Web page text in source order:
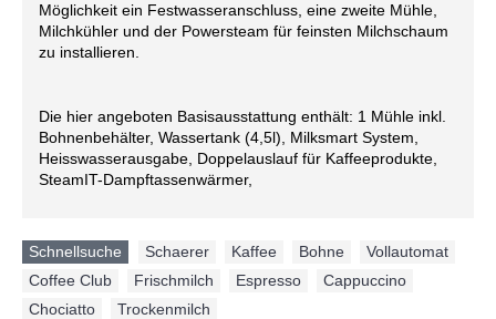
Möglichkeit ein Festwasseranschluss, eine zweite Mühle,
Milchkühler und der Powersteam für feinsten Milchschaum
zu installieren.
Die hier angeboten Basisausstattung enthält: 1 Mühle inkl.
Bohnenbehälter, Wassertank (4,5l), Milksmart System,
Heisswasserausgabe, Doppelauslauf für Kaffeeprodukte,
SteamIT-Dampftassenwärmer,
Schnellsuche Schaerer Kaffee Bohne Vollautomat
Coffee Club
Frischmilch Espresso Cappuccino
Chociatto
Trockenmilch